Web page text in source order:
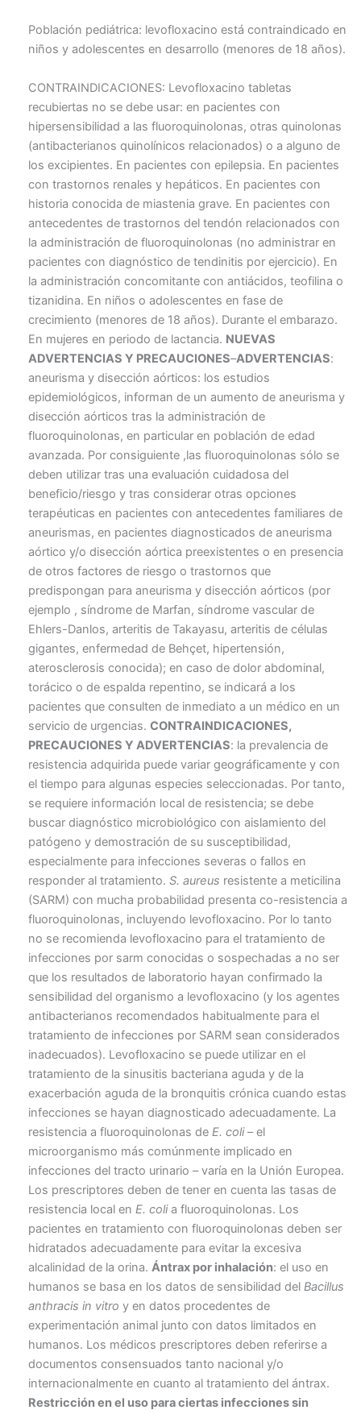
Población pediátrica: levofloxacino está contraindicado en
niños y adolescentes en desarrollo (menores de 18 años).
CONTRAINDICACIONES: Levofloxacino tabletas
recubiertas no se debe usar: en pacientes con
hipersensibilidad a las fluoroquinolonas, otras quinolonas
(antibacterianos quinolínicos relacionados) o a alguno de
los excipientes. En pacientes con epilepsia. En pacientes
con trastornos renales y hepáticos. En pacientes con
historia conocida de miastenia grave. En pacientes con
antecedentes de trastornos del tendón relacionados con
la administración de fluoroquinolonas (no administrar en
pacientes con diagnóstico de tendinitis por ejercicio). En
la administración concomitante con antiácidos, teofilina o
tizanidina. En niños o adolescentes en fase de
crecimiento (menores de 18 años). Durante el embarazo.
En mujeres en periodo de lactancia. NUEVAS
ADVERTENCIAS Y PRECAUCIONES–ADVERTENCIAS:
aneurisma y disección aórticos: los estudios
epidemiológicos, informan de un aumento de aneurisma y
disección aórticos tras la administración de
fluoroquinolonas, en particular en población de edad
avanzada. Por consiguiente ,las fluoroquinolonas sólo se
deben utilizar tras una evaluación cuidadosa del
beneficio/riesgo y tras considerar otras opciones
terapéuticas en pacientes con antecedentes familiares de
aneurismas, en pacientes diagnosticados de aneurisma
aórtico y/o disección aórtica preexistentes o en presencia
de otros factores de riesgo o trastornos que
predispongan para aneurisma y disección aórticos (por
ejemplo , síndrome de Marfan, síndrome vascular de
Ehlers-Danlos, arteritis de Takayasu, arteritis de células
gigantes, enfermedad de Behçet, hipertensión,
aterosclerosis conocida); en caso de dolor abdominal,
torácico o de espalda repentino, se indicará a los
pacientes que consulten de inmediato a un médico en un
servicio de urgencias. CONTRAINDICACIONES,
PRECAUCIONES Y ADVERTENCIAS: la prevalencia de
resistencia adquirida puede variar geográficamente y con
el tiempo para algunas especies seleccionadas. Por tanto,
se requiere información local de resistencia; se debe
buscar diagnóstico microbiológico con aislamiento del
patógeno y demostración de su susceptibilidad,
especialmente para infecciones severas o fallos en
responder al tratamiento. S. aureus resistente a meticilina
(SARM) con mucha probabilidad presenta co-resistencia a
fluoroquinolonas, incluyendo levofloxacino. Por lo tanto
no se recomienda levofloxacino para el tratamiento de
infecciones por sarm conocidas o sospechadas a no ser
que los resultados de laboratorio hayan confirmado la
sensibilidad del organismo a levofloxacino (y los agentes
antibacterianos recomendados habitualmente para el
tratamiento de infecciones por SARM sean considerados
inadecuados). Levofloxacino se puede utilizar en el
tratamiento de la sinusitis bacteriana aguda y de la
exacerbación aguda de la bronquitis crónica cuando estas
infecciones se hayan diagnosticado adecuadamente. La
resistencia a fluoroquinolonas de E. coli– el
microorganismo más comúnmente implicado en
infecciones del tracto urinario – varía en la Unión Europea.
Los prescriptores deben de tener en cuenta las tasas de
resistencia local en E. colia fluoroquinolonas. Los
pacientes en tratamiento con fluoroquinolonas deben ser
hidratados adecuadamente para evitar la excesiva
alcalinidad de la orina. Ántrax por inhalación: el uso en
humanos se basa en los datos de sensibilidad del Bacillus
anthracis in vitro y en datos procedentes de
experimentación animal junto con datos limitados en
humanos. Los médicos prescriptores deben referirse a
documentos consensuados tanto nacional y/o
internacionalmente en cuanto al tratamiento del ántrax.
Restricción en el uso para ciertas infecciones sin